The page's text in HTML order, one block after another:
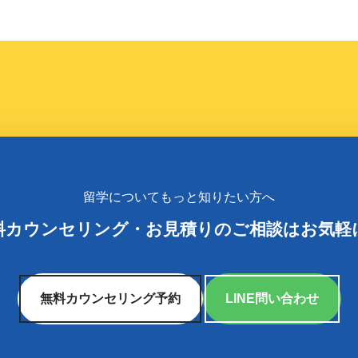
留学についてもっと知りたい方へ
カウンセリング・ お見積りのご相談はお気軽
無料カウンセリング予約 LINE問い合わせ